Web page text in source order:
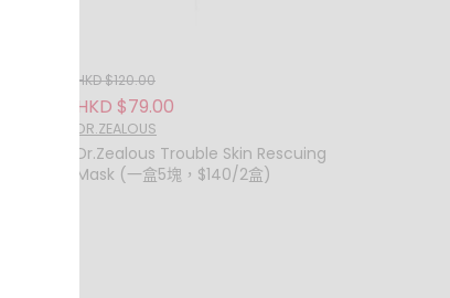
HKD $120.00
HKD $79.00
DR.ZEALOUS
Dr.Zealous Trouble Skin Rescuing
Mask (一盒5塊，$140/2盒)